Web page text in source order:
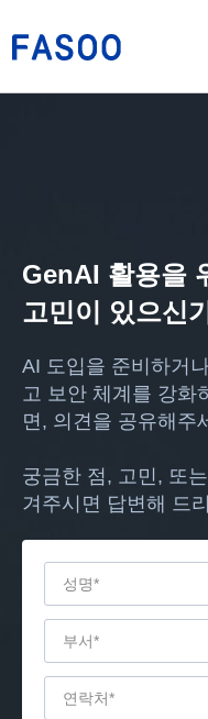
GenAI 활용을
고민이 있으신
AI 도입을 준비하거
고 보안 체계를 강화
면, 의견을 공유해주
궁금한 점, 고민, 또
겨주시면 답변해 드